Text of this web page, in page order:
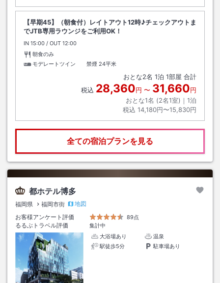
【早期45】（朝食付）レイトアウト12時♪チェックアウトま
でJTB専用ラウンジをご利用OK！
IN チェックイン
15:00 / OUT チェックアウト
12:00
朝食のみ
モデレートツイン 禁煙 24平米
おとな2名 1泊 1部屋 合計
税込 28,360円 〜 31,660円
おとな1名 (2名1室)｜ 1泊
税込 14,180円〜15,830円
全ての宿泊プランを見る
都ホテル博多
福岡県 福岡市街
地図
お客様アンケート評価
89点
るるぶトラベル評価
集計中
大浴場あり
温泉
駅徒歩5分
駐車場あり